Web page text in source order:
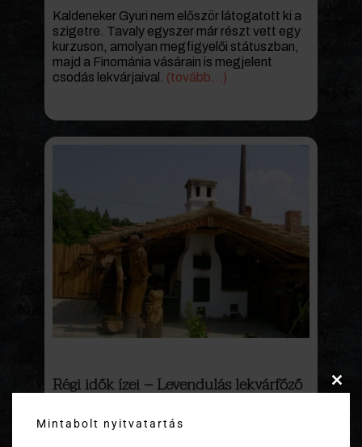
Kaldeneker Gyuri nem először látogatott ki a
szigetre. Tavaly egyszer már részt vett egy
kurzuson, amolyan megfigyelői státuszban,
majd a Finománia vásárain is megjelent
csodás lekvárjaival. (tovább…)
Régi idők ízei – Levendulás lekvárfőző
Nincs csodálatosabb dolog, mint amikor az
Mintabolt nyitvatartás